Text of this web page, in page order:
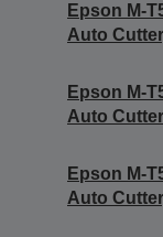
Epson M-
Auto
Epson M-
Auto Cutter
Epson M-
Auto